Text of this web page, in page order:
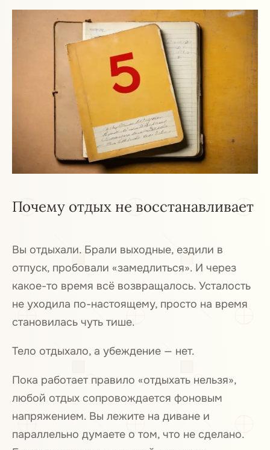
Почему отдых не восстанавливает
Вы отдыхали. Брали выходные, ездили в
отпуск, пробовали «замедлиться». И через
какое-то время всё возвращалось. Усталость
не уходила по-настоящему, просто на время
становилась чуть тише.
Тело отдыхало, а убеждение — нет.
Пока работает правило «отдыхать нельзя»,
любой отдых сопровождается фоновым
напряжением. Вы лежите на диване и
параллельно думаете о том, что не сделано.